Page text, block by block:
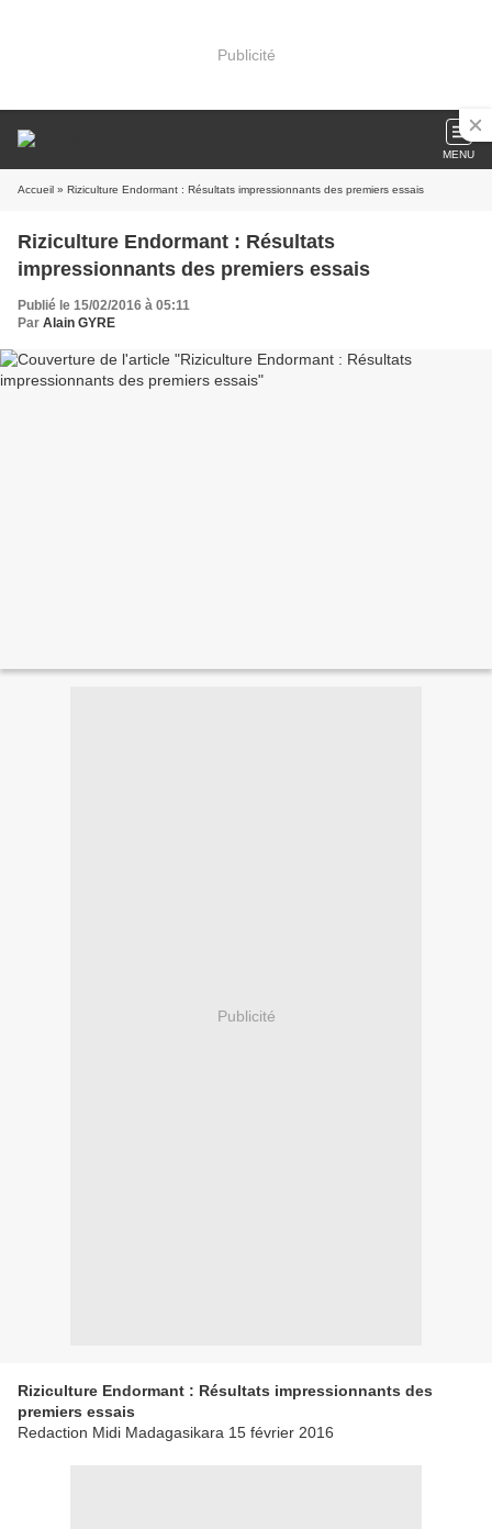
Publicité
MENU
Accueil » Riziculture Endormant : Résultats impressionnants des premiers essais
Riziculture Endormant : Résultats
impressionnants des premiers essais
Publié le 15/02/2016 à 05:11
Par Alain GYRE
Publicité
Riziculture Endormant : Résultats impressionnants des
premiers essais
Redaction Midi Madagasikara 15 février 2016